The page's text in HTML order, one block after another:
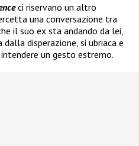
ci riservano un altro
una conversazione tra
il suo ex sta andando da lei,
disperazione, si ubriaca e
un gesto estremo.